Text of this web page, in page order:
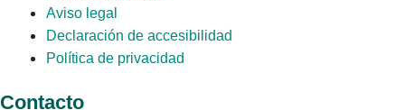
Aviso legal
Declaración de accesibilidad
Política de privacidad
Contacto